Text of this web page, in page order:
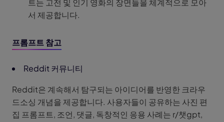
서 제공합니다.
프롬프트 참고
Reddit 커뮤니티
Reddit은 계속해서 탐구되는 아이디어를 반영한 크라우
드소싱 개념을 제공합니다. 사용자들이 공유하는 사진 편
집 프롬프트, 조언, 댓글, 독창적인 응용 사례는 r/챗gpt,